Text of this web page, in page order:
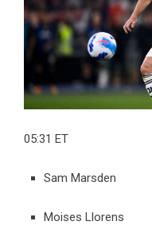
05:31 ET
Sam Marsden
Moises Llorens